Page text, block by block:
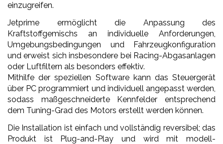
einzugreifen.
Jetprime ermöglicht die Anpassung des
Kraftstoffgemischs an individuelle Anforderungen,
Umgebungsbedingungen und Fahrzeugkonfiguration
und erweist sich insbesondere bei Racing-Abgasanlagen
oder Luftfiltern als besonders effektiv.
Mithilfe der speziellen Software kann das Steuergerät
über PC programmiert und individuell angepasst werden,
sodass maßgeschneiderte Kennfelder entsprechend
dem Tuning-Grad des Motors erstellt werden können.
Die Installation ist einfach und vollständig reversibel; das
Produkt ist Plug-and-Play und wird mit modell-